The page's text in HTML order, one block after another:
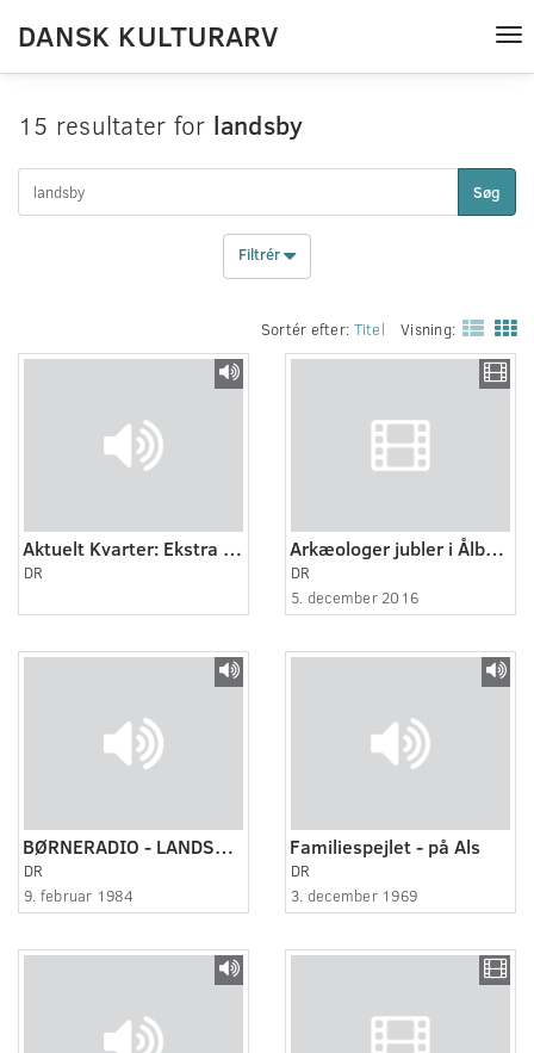
DANSK KULTURARV
15 resultater for landsby
Søg
Filtrér
Sortér efter: Titel Visning:
Aktuelt Kvarter: Ekstra Bladets Videnskabelige pris
DR
Arkæologer jubler i Ålborg
DR
5. december 2016
BØRNERADIO - LANDSBY, 1984
DR
9. februar 1984
Familiespejlet - på Als
DR
3. december 1969